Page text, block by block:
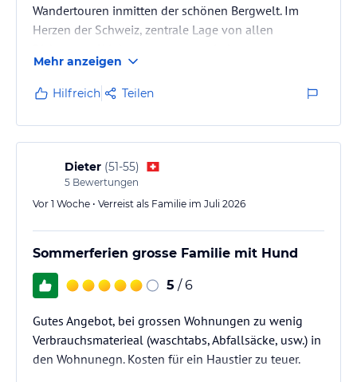
Wandertouren inmitten der schönen Bergwelt. Im
Herzen der Schweiz, zentrale Lage von allen
Mehr anzeigen
Hilfreich Teilen
Dieter (51-55)
5 Bewertungen
Vor 1 Woche • Verreist als Familie im Juli 2026
Sommerferien grosse Familie mit Hund
5 / 6
Gutes Angebot, bei grossen Wohnungen zu wenig
Verbrauchsmaterieal (waschtabs, Abfallsäcke, usw.) in
den Wohnunegn. Kosten für ein Haustier zu teuer.